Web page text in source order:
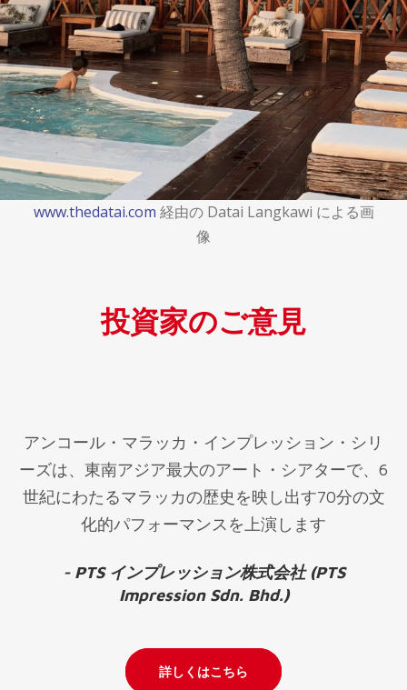
www.thedatai.com 経由の Datai Langkawi による画
像
投資家のご意見
アンコール・マラッカ・インプレッション・シリ
ーズは、東南アジア最大のアート・シアターで、6
世紀にわたるマラッカの歴史を映し出す70分の文
化的パフォーマンスを上演します
- PTS インプレッション株式会社 (PTS
Impression Sdn. Bhd.)
詳しくはこちら